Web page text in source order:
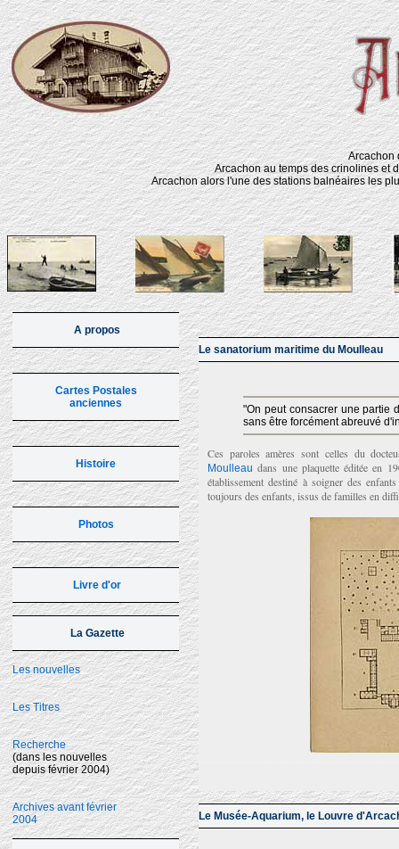
Arcachon
Arcachon au temps des crinolines et
Arcachon alors l'une des stations balnéaires les
A propos
Cartes Postales
anciennes
Histoire
Photos
Livre d'or
La Gazette
Les nouvelles
Les Titres
Recherche
(dans les nouvelles
depuis février 2004)
Archives avant février
2004
Le sanatorium maritime du Moulleau
"On peut consacrer une partie
sans être forcément abreuvé
Ces paroles amères sont celles du
Moulleau dans une plaquette éditée en
établissement destiné à soigner des
toujours des enfants, issus de familles en
Le Musée-Aquarium, le Louvre